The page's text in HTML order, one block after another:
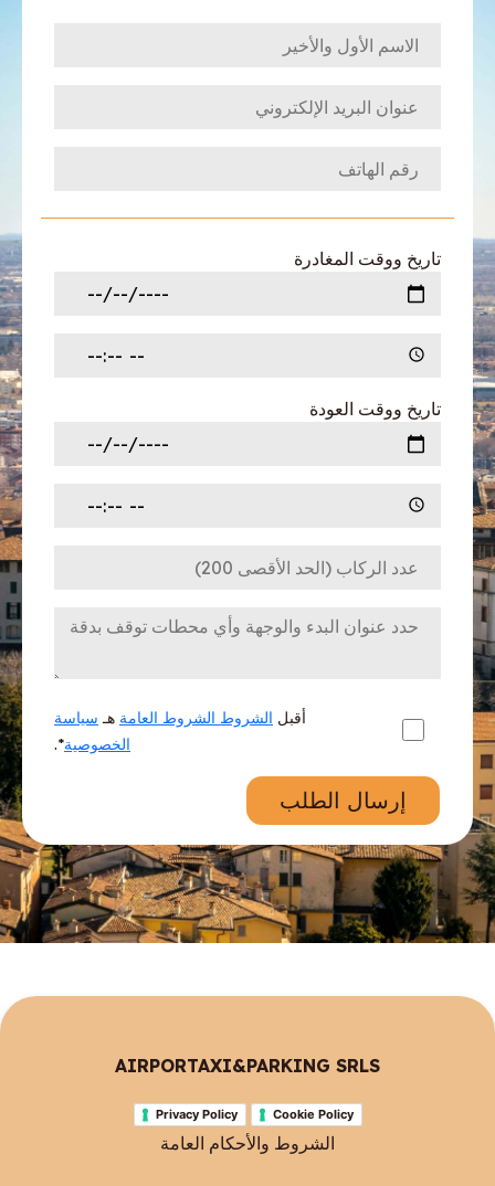
تاريخ ووقت المغادرة
تاريخ ووقت العودة
أقبل الشروط الشروط العامة هـ سياسة
الخصوصية*.
إرسال الطلب
AIRPORTAXI&PARKING SRLS
Cookie Policy
Privacy Policy
الشروط والأحكام العامة